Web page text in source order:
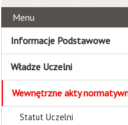
Menu
Informacje Podstawowe
Władze Uczelni
Wewnętrzne akty
Statut Uczelni